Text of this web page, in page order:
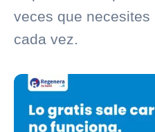
veces que necesites
cada vez.